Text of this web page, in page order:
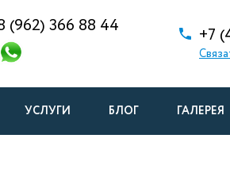
(962) 366 88 44 +7
УСЛУГИ БЛОГ ГАЛЕРЕЯ